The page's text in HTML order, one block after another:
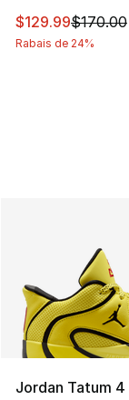
Cet article est
$129.99$170.00
Rabais de 24%
Jordan Tatum 4